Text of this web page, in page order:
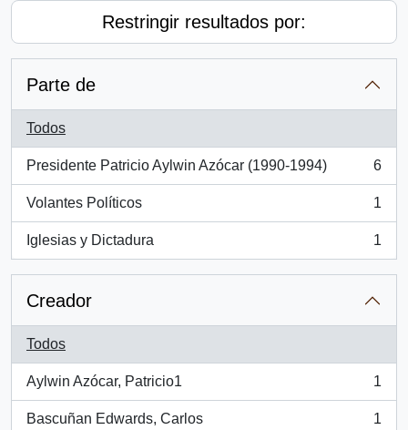
Restringir resultados por:
Parte de
Todos
Presidente Patricio Aylwin Azócar (1990-1994)
, 6 resultados
6
Volantes Políticos
, 1 resultados
1
Iglesias y Dictadura
, 1 resultados
1
Creador
Todos
Aylwin Azócar, Patricio1
, 1 resultados
1
Bascuñan Edwards, Carlos 1